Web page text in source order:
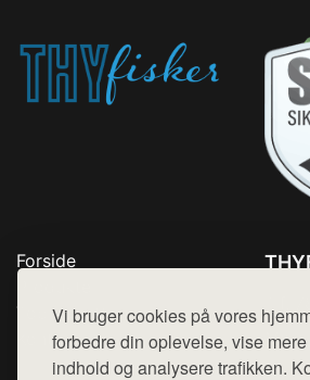
Vi bruger cookies på vores
forbedre din oplevelse, vise
indhold og analysere trafikken.
Forside
Top Rabatter
Kontakt
Mail: